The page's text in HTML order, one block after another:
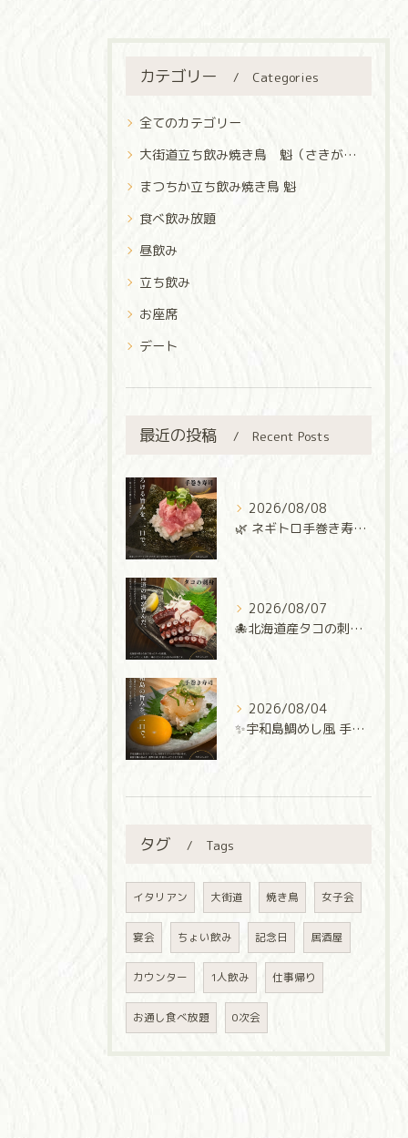
カテゴリー Categories
全てのカテゴリー
大街道立ち飲み焼き鳥 魁（さきがけ）
まつちか立ち飲み焼き鳥 魁
食べ飲み放題
昼飲み
立ち飲み
お座席
デート
最近の投稿 Recent Posts
2026/08/08
🌿 ネギトロ手巻き寿司 🌿
2026/08/07
🐙北海道産タコの刺身🐙
2026/08/04
✨宇和島鯛めし風 手巻き寿司✨
タグ Tags
イタリアン 大街道 焼き鳥 女子会
宴会 ちょい飲み 記念日 居酒屋
カウンター 1人飲み 仕事帰り
お通し食べ放題 0次会